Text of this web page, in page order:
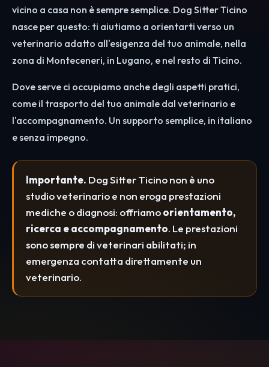
vicino a casa non è sempre semplice. Dog Sitter Ticino
nasce per questo: ti aiutiamo a orientarti verso un
veterinario adatto all'esigenza del tuo animale, nella
zona di Monteceneri, in Lugano, e nel resto di Ticino.
Dove serve ci occupiamo anche degli aspetti pratici,
come il trasporto del tuo animale dal veterinario e
l'accompagnamento. Un supporto semplice, in italiano
e senza impegno.
Importante. Dog Sitter Ticino non è uno
studio veterinario e non eroga prestazioni
mediche o diagnosi: offriamoorientamento,
ricerca e accompagnamento. Le prestazioni
sono sempre di veterinari abilitati; in
emergenza contatta direttamente un
veterinario.